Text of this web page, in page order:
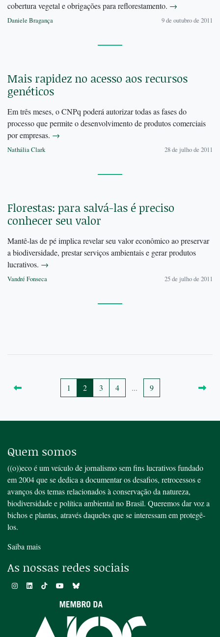
cobertura vegetal e obrigações para reflorestamento. →
Daniele Bragança 9 de outubro de 2011
Mais rapidez no acesso aos recursos
genéticos
Em três meses, o CNPq poderá autorizar todas as fases do
processo que permite o desenvolvimento de produtos comerciais
por empresas. →
Nathália Clark 28 de julho de 2011
Florestas: para salvá-las é preciso
conhecer seu valor
Mantê-las de pé implica revelar seu valor econômico ao preservar
a biodiversidade, prestar serviços ambientais e gerar produtos
lucrativos. →
Vandré Fonseca 25 de julho de 2011
1 2 3 4 ... 9
Quem somos
((o))eco é um veículo de jornalismo sem fins lucrativos fundado
em 2004 que se dedica a documentar os desafios, retrocessos e
avanços dos temas relacionados à conservação da natureza,
biodiversidade e política ambiental no Brasil. Queremos dar voz a
bichos e plantas, através daqueles que se interessam em protegê-
los.
Saiba mais
As nossas redes sociais